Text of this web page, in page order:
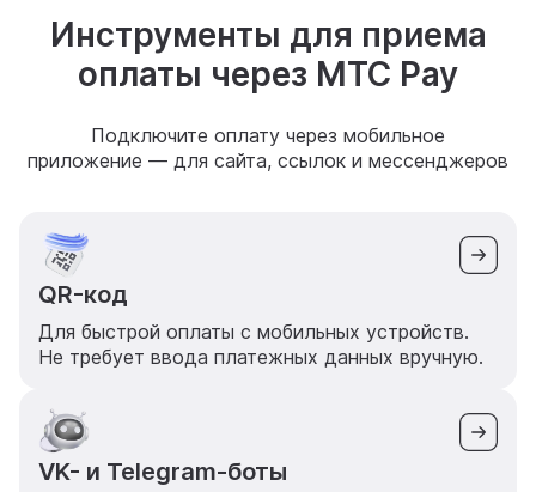
Инструменты для приема
оплаты через МТС Pay
Подключите оплату через мобильное
приложение — для сайта, ссылок и мессенджеров
QR-код
Для быстрой оплаты с мобильных устройств.
Не требует ввода платежных данных вручную.
VK- и Telegram-боты